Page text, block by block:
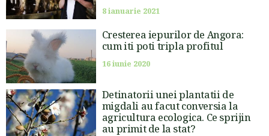
8 ianuarie 2021
Cresterea iepurilor de Angora:
cum iti poti tripla profitul
16 iunie 2020
Detinatorii unei plantatii de
migdali au facut conversia la
agricultura ecologica. Ce sprijin
au primit de la stat?